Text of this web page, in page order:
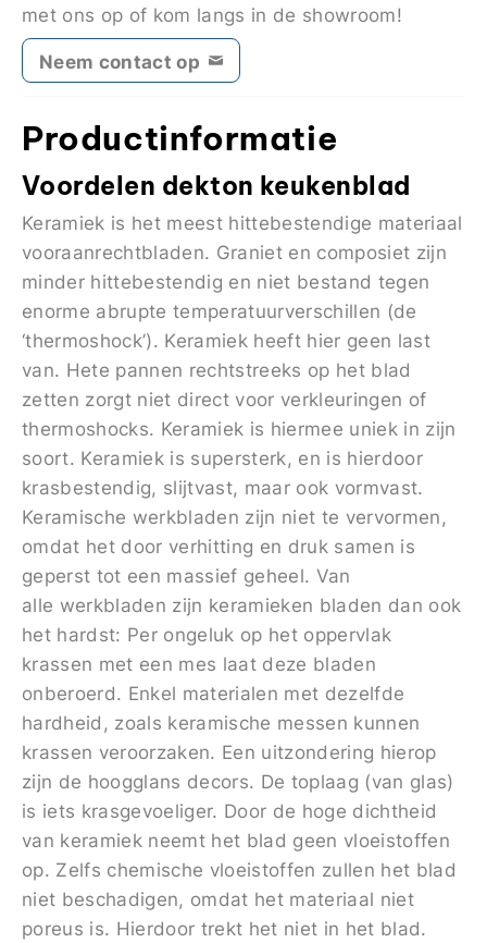
met ons op of kom langs in de showroom!
Neem contact op
Productinformatie
Voordelen dekton keukenblad
Keramiek is het meest hittebestendige materiaal
vooraanrechtbladen. Graniet en composiet zijn
minder hittebestendig en niet bestand tegen
enorme abrupte temperatuurverschillen (de
‘thermoshock’). Keramiek heeft hier geen last
van. Hete pannen rechtstreeks op het blad
zetten zorgt niet direct voor verkleuringen of
thermoshocks. Keramiek is hiermee uniek in zijn
soort. Keramiek is supersterk, en is hierdoor
krasbestendig, slijtvast, maar ook vormvast.
Keramische werkbladen zijn niet te vervormen,
omdat het door verhitting en druk samen is
geperst tot een massief geheel. Van
alle werkbladen zijn keramieken bladen dan ook
het hardst: Per ongeluk op het oppervlak
krassen met een mes laat deze bladen
onberoerd. Enkel materialen met dezelfde
hardheid, zoals keramische messen kunnen
krassen veroorzaken. Een uitzondering hierop
zijn de hoogglans decors. De toplaag (van glas)
is iets krasgevoeliger. Door de hoge dichtheid
van keramiek neemt het blad geen vloeistoffen
op. Zelfs chemische vloeistoffen zullen het blad
niet beschadigen, omdat het materiaal niet
poreus is. Hierdoor trekt het niet in het blad.